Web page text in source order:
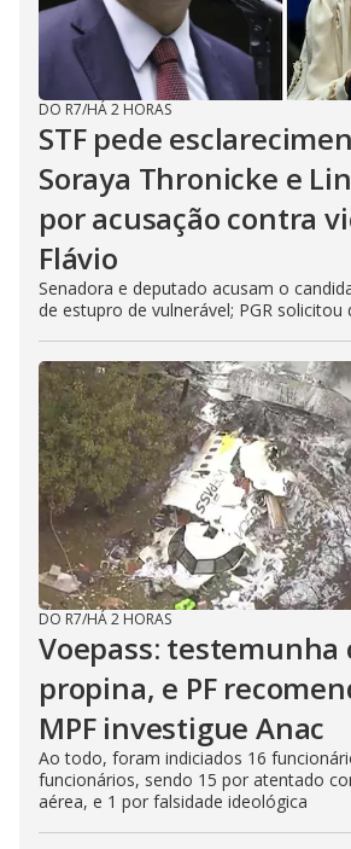
DO R7/HÁ 2 HORAS
STF pede
Soraya Thronicke e
por acusação contra
Flávio
Senadora e deputado acusam o
de estupro de vulnerável; PGR solicitou
DO R7/HÁ 2 HORAS
Voepass: testemunha
propina, e PF
MPF investigue Anac
Ao todo, foram indiciados 16
funcionários, sendo 15 por atentado
aérea, e 1 por falsidade ideológica